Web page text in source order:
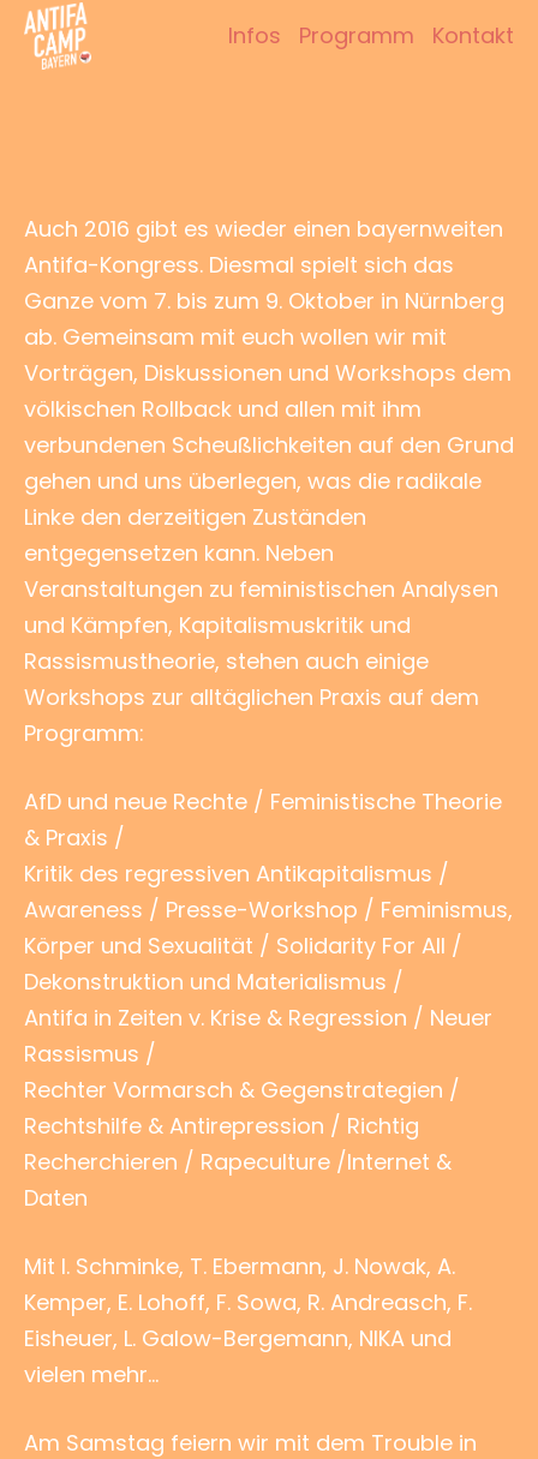
Zum
Inhalt
Infos Programm Kontakt
Auch 2016 gibt es wieder einen bayernweiten
Antifa-Kongress. Diesmal spielt sich das
Ganze vom 7. bis zum 9. Oktober in Nürnberg
ab. Gemeinsam mit euch wollen wir mit
Vorträgen, Diskussionen und Workshops dem
völkischen Rollback und allen mit ihm
verbundenen Scheußlichkeiten auf den Grund
gehen und uns überlegen, was die radikale
Linke den derzeitigen Zuständen
entgegensetzen kann. Neben
Veranstaltungen zu feministischen Analysen
und Kämpfen, Kapitalismuskritik und
Rassismustheorie, stehen auch einige
Workshops zur alltäglichen Praxis auf dem
Programm:
AfD und neue Rechte / Feministische Theorie
& Praxis /
Kritik des regressiven Antikapitalismus /
Awareness / Presse-Workshop / Feminismus,
Körper und Sexualität / Solidarity For All /
Dekonstruktion und Materialismus /
Antifa in Zeiten v. Krise & Regression / Neuer
Rassismus /
Rechter Vormarsch & Gegenstrategien /
Rechtshilfe & Antirepression / Richtig
Recherchieren / Rapeculture /Internet &
Daten
Mit I. Schminke, T. Ebermann, J. Nowak, A.
Kemper, E. Lohoff, F. Sowa, R. Andreasch, F.
Eisheuer, L. Galow-Bergemann, NIKA und
vielen mehr…
Am Samstag feiern wir mit dem Trouble in